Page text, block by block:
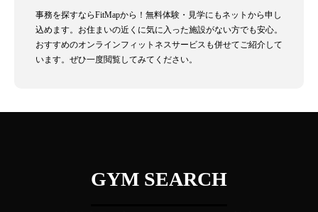
事務を探すならFitMapから！無料体験・見学にもネットから申し
込めます。お住まいの近くに気に入った施設がない方でも安心。
おすすめのオンラインフィットネスサービスも併せてご紹介して
います。ぜひ一度閲覧してみてください。
GYM SEARCH